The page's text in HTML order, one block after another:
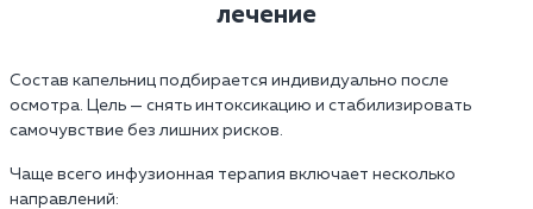
лечение
Состав капельниц подбирается индивидуально после
осмотра. Цель — снять интоксикацию и стабилизировать
самочувствие без лишних рисков.
Чаще всего инфузионная терапия включает несколько
направлений: